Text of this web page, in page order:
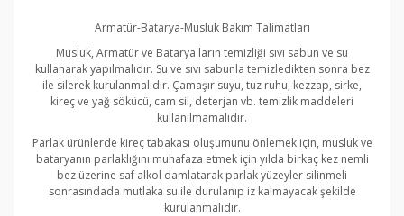
Armatür-Batarya-Musluk Bakım Talimatları
Musluk, Armatür ve Batarya ların temizliği sıvı sabun ve su
kullanarak yapılmalıdır. Su ve sıvı sabunla temizledikten sonra bez
ile silerek kurulanmalıdır. Çamaşır suyu, tuz ruhu, kezzap, sirke,
kireç ve yağ sökücü, cam sil, deterjan vb. temizlik maddeleri
kullanılmamalıdır.
Parlak ürünlerde kireç tabakası oluşumunu önlemek için, musluk ve
bataryanın parlaklığını muhafaza etmek için yılda birkaç kez nemli
bez üzerine saf alkol damlatarak parlak yüzeyler silinmeli
sonrasındada mutlaka su ile durulanıp iz kalmayacak şekilde
kurulanmalıdır.